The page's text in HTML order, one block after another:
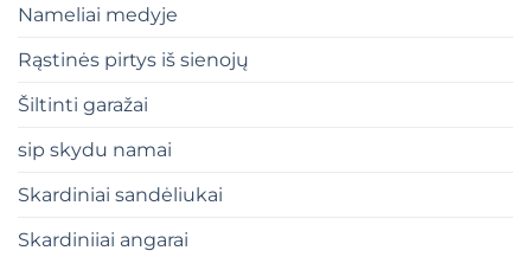
Nameliai medyje
Rąstinės pirtys iš sienojų
Šiltinti garažai
sip skydu namai
Skardiniai sandėliukai
Skardiniiai angarai